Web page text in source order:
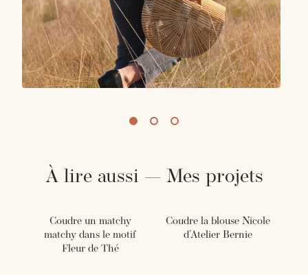
À lire aussi — Mes projets
Coudre un matchy
matchy dans le motif
Fleur de Thé
Coudre la blouse Nicole
d'Atelier Bernie